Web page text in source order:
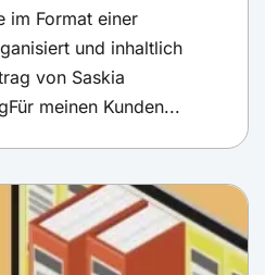
im Format einer
und inhaltlich
von Saskia
meinen Kunden...